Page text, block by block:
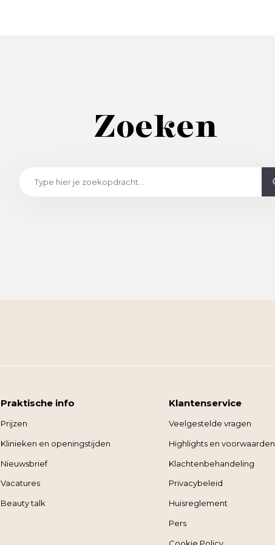
Zoeken
Praktische info
Prijzen
Klinieken en openingstijden
Nieuwsbrief
Vacatures
Beauty talk
Klantenservice
Veelgestelde vragen
Highlights en voorwaarden
Klachtenbehandeling
Privacybeleid
Huisreglement
Pers
Cookie Policy